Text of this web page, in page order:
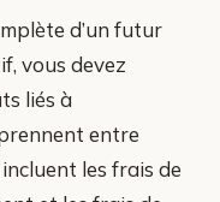
d’un futur
vous devez
liés à
entre
les frais de